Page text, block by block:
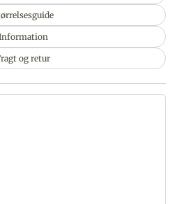
og retur